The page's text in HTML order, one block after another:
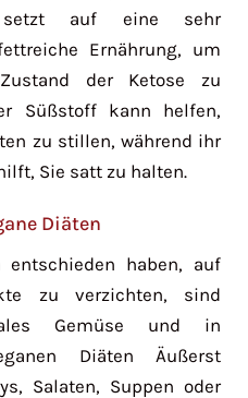
auf eine sehr
Ernährung, um
der Ketose zu
Süßstoff kann helfen,
zu stillen, während ihr
Sie satt zu halten.
Diäten
haben, auf
zu verzichten, sind
Gemüse und in
Diäten Äußerst
Salaten, Suppen oder